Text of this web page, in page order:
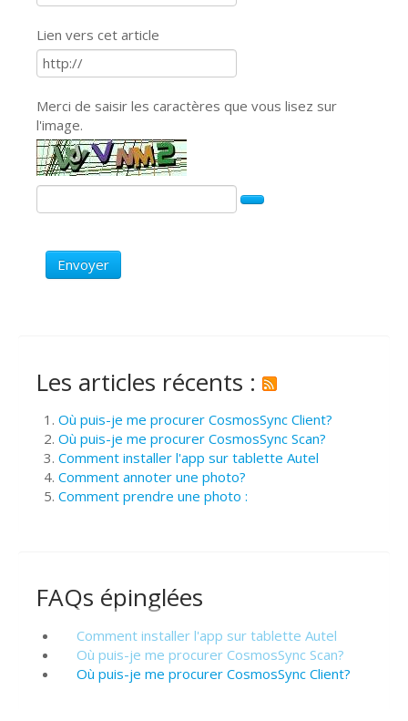
Lien vers cet article
Merci de saisir les caractères que vous lisez sur
l'image.
Envoyer
Les articles récents :
Où puis-je me procurer CosmosSync Client?
Où puis-je me procurer CosmosSync Scan?
Comment installer l'app sur tablette Autel
Comment annoter une photo?
Comment prendre une photo :
FAQs épinglées
Comment installer l'app sur tablette Autel
Où puis-je me procurer CosmosSync Scan?
Où puis-je me procurer CosmosSync Client?